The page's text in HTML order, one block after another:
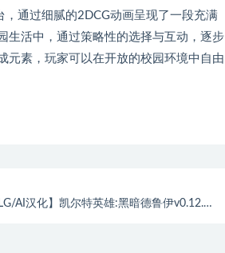
，通过细腻的2DCG动画呈现了一段充满
生活中，通过策略性的选择与互动，逐步
元素，玩家可以在开放的校园环境中自由
AI汉化】凯尔特英雄:黑暗德鲁伊v0.12.0